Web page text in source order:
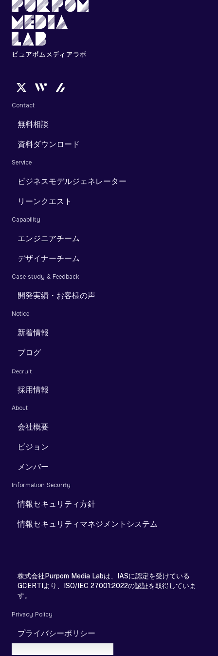
Contact
無料相談
資料ダウンロード
Service
ビジネスモデルジェネレーター
リーンクエスト
Capability
エンジニアチーム
デザイナーチーム
Case study & Feedback
開発実績・お客様の声
Notice
新着情報
ブログ
Recruit
採用情報
About
会社概要
ビジョン
メンバー
Information Security
情報セキュリティ方針
情報セキュリティマネジメントシステム
株式会社Purpom Media Labは、IASに認定を受けている
GCERTIより、ISO/IEC 27001:2022の認証を取得していま
す。
Privacy Policy
プライバシーポリシー